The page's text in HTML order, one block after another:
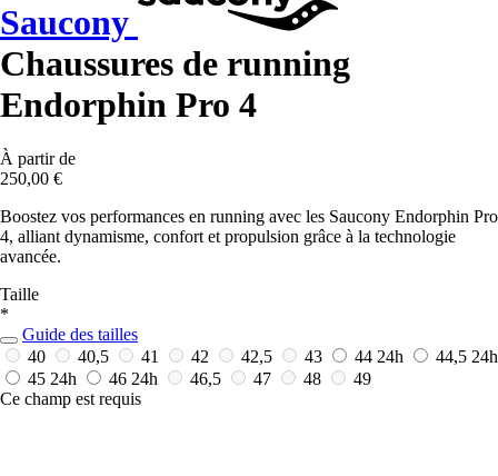
Saucony
Chaussures de running
Endorphin Pro 4
À partir de
250,00 €
Boostez vos performances en running avec les Saucony Endorphin Pro
4, alliant dynamisme, confort et propulsion grâce à la technologie
avancée.
Taille
*
Guide des tailles
40
40,5 41 42 42,5 43 44 24h 44,5 24h
45 24h 46 24h 46,5 47 48
49
Ce champ est requis